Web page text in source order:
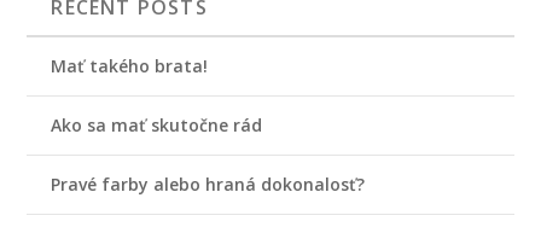
RECENT POSTS
Mať takého brata!
Ako sa mať skutočne rád
Pravé farby alebo hraná dokonalosť?